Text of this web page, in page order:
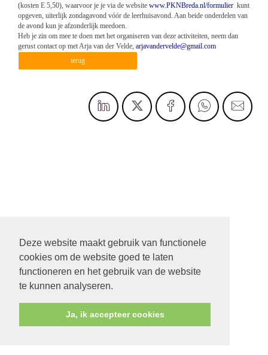
Deze website maakt gebruik van functionele
cookies om de website goed te laten
functioneren en het gebruik van de website
te kunnen analyseren.
Ja, ik accepteer cookies
(kosten E 5,50), waarvoor je je via de website www.PKNBreda.nl/formulier kunt
opgeven, uiterlijk zondagavond vóór de leerhuisavond. Aan beide onderdelen van
de avond kun je afzonderlijk meedoen.
Heb je zin om mee te doen met het organiseren van deze activiteiten, neem dan
gerust contact op met Arja van der Velde, arjavandervelde@gmail.com
terug